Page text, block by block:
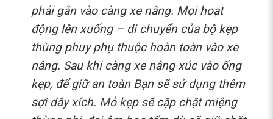
phải gắn vào càng xe nâng. Mọi hoạt
động lên xuống – di chuyển của bộ kẹp
thùng phuy phụ thuộc hoàn toàn vào xe
nâng. Sau khi càng xe nâng xúc vào ống
kẹp, để giữ an toàn Bạn sẽ sử dụng thêm
sợi dây xích. Mỏ kẹp sẽ cặp chặt miệng